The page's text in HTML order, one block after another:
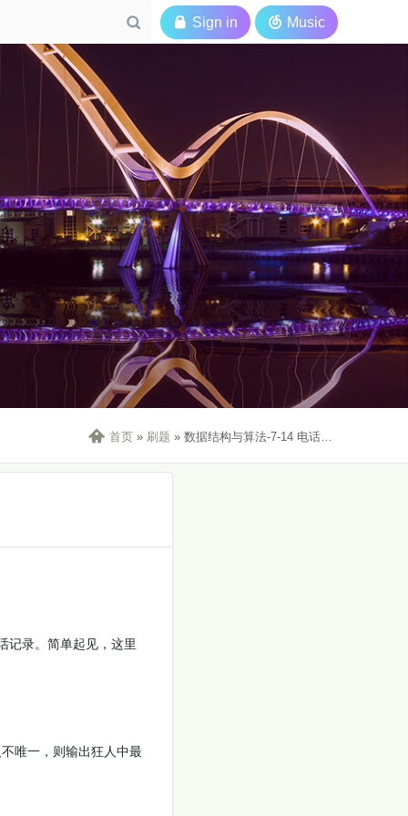
  Sign in  Music
 首页 » 刷题 »数据结构与算法-7-14 电话聊天狂人
记录。简单起见，这里
唯一，则输出狂人中最